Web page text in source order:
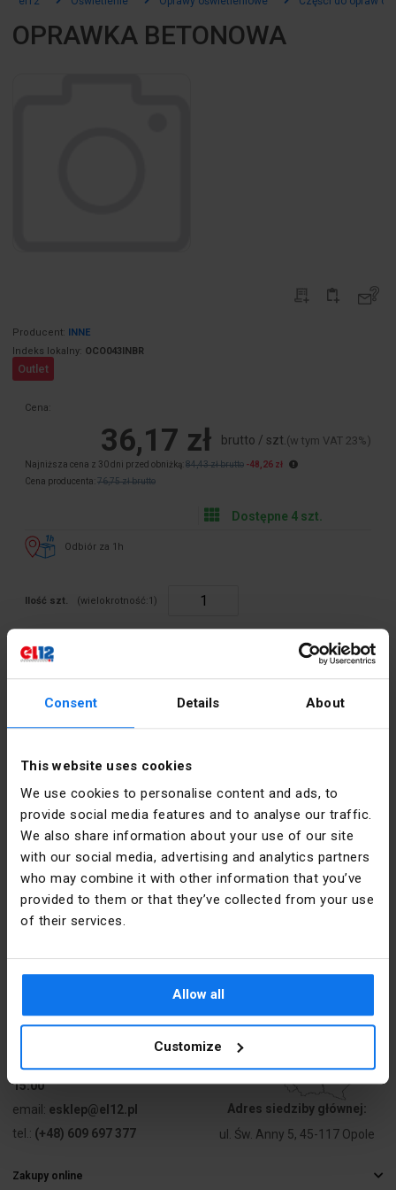
Consent Details About
This website uses cookies
We use cookies to personalise content and ads, to
provide social media features and to analyse our traffic.
We also share information about your use of our site
with our social media, advertising and analytics partners
who may combine it with other information that you’ve
provided to them or that they’ve collected from your use
of their services.
Allow all
Customize
OPRAWKA BETONOWA
Producent: INNE
Indeks lokalny: OCO043INBR
Outlet
Cena:
36,17 zł brutto / szt. (w tym VAT 23%)
Najniższa cena z 30 dni przed obniżką: 84,43 zł brutto -48,26 zł
Cena producenta: 76,75 zł brutto
Dostępne 4 szt.
Odbiór za 1h
Ilość szt. (wielokrotność:1 )
Opis produktu
Kontakt
poniedziałek - piątek:7:00 -
17:00
tel.:12 269 12 12
poniedziałek - piątek:7:00 -
15:00
email: esklep@el12.pl
tel.: (+48) 609 697 377
Adres siedziby głównej:
ul. Św. Anny 5, 45-117 Opole
Zakupy online